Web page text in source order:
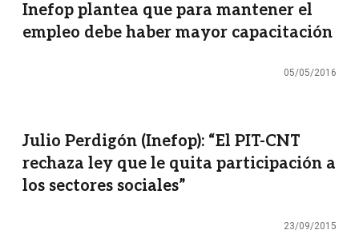
Inefop plantea que para mantener el
empleo debe haber mayor capacitación
05/05/2016
Julio Perdigón (Inefop): “El PIT-CNT
rechaza ley que le quita participación a
los sectores sociales”
23/09/2015